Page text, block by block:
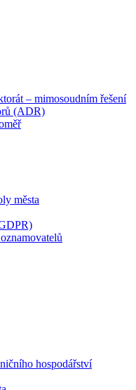
– mimosoudním řešení
(ADR)
města
hospodářství